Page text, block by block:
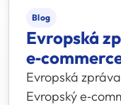
Blog
Evropská
Evropská
Evropský